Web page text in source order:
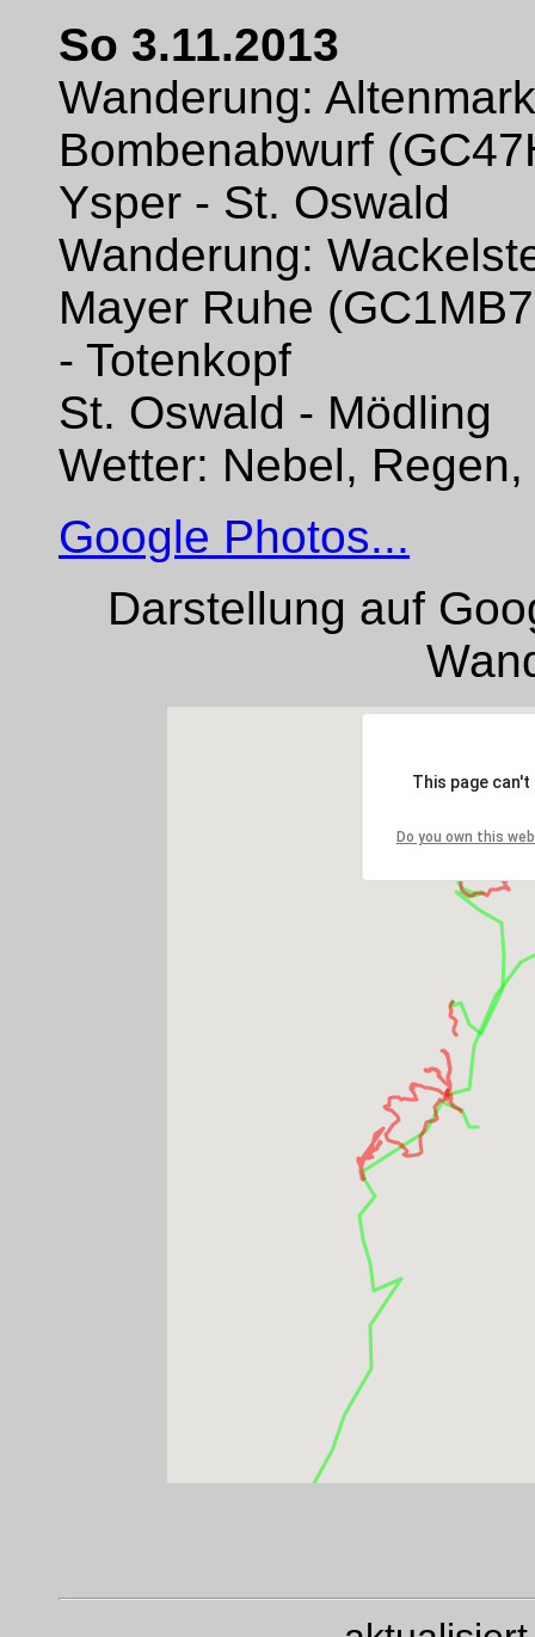
So 3.11.2013
Wanderung:
Bombenabwurf
Ysper - St. Oswald
Wanderung:
Mayer Ruhe
- Totenkopf
St. Oswald - Mödling
Wetter: Nebel,
Google Photos...
Darstellung auf
This page
Do you own this